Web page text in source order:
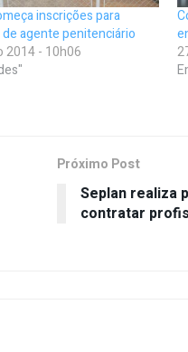
inscrições para
agente penitenciário
2014 - 10h06
Próximo Post
Seplan realiza
contratar